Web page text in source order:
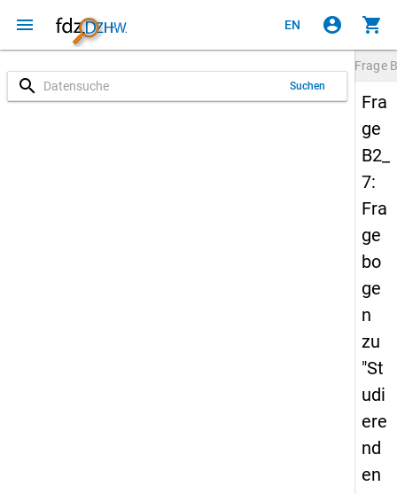
menu EN account_circle shopping_cart
search Suchen
Frage
Fra
ge
B2_
7:
Fra
ge
bo
ge
n
zu
"St
udi
ere
nd
en